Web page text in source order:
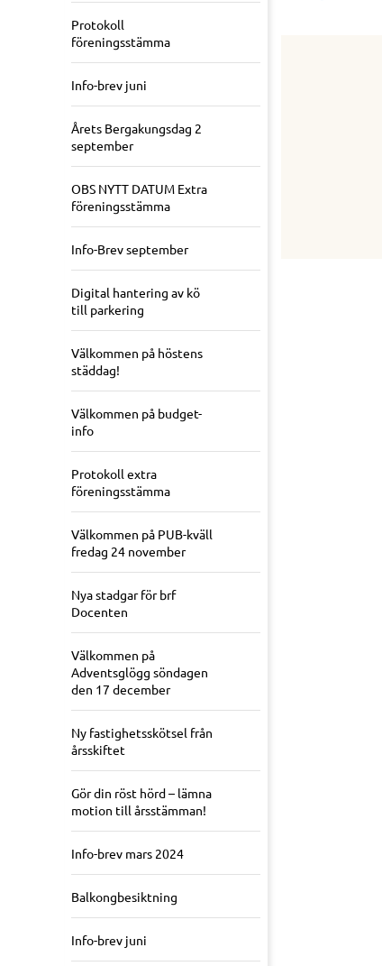
Protokoll
föreningsstämma
Info-brev juni
Årets Bergakungsdag 2
september
OBS NYTT DATUM Extra
föreningsstämma
Info-Brev september
Digital hantering av kö
till parkering
Välkommen på höstens
städdag!
Välkommen på budget-
info
Protokoll extra
föreningsstämma
Välkommen på PUB-kväll
fredag 24 november
Nya stadgar för brf
Docenten
Välkommen på
Adventsglögg söndagen
den 17 december
Ny fastighetsskötsel från
årsskiftet
Gör din röst hörd – lämna
motion till årsstämman!
Info-brev mars 2024
Balkongbesiktning
Info-brev juni